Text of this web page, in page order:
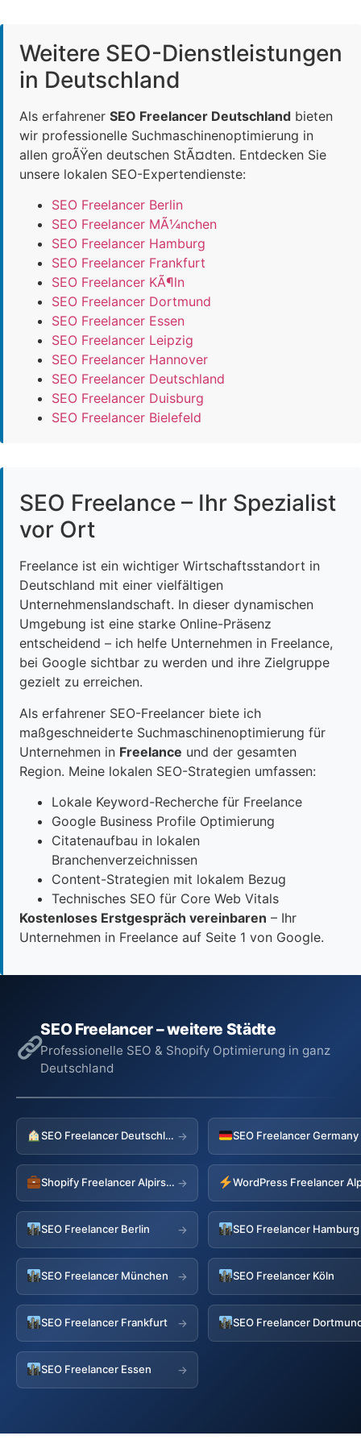
Weitere SEO-Dienstleistungen
in Deutschland
Als erfahrener SEO Freelancer Deutschland bieten
wir professionelle Suchmaschinenoptimierung in
allen groÃŸen deutschen StÃ¤dten. Entdecken Sie
unsere lokalen SEO-Expertendienste:
SEO Freelancer Berlin
SEO Freelancer MÃ¼nchen
SEO Freelancer Hamburg
SEO Freelancer Frankfurt
SEO Freelancer KÃ¶ln
SEO Freelancer Dortmund
SEO Freelancer Essen
SEO Freelancer Leipzig
SEO Freelancer Hannover
SEO Freelancer Deutschland
SEO Freelancer Duisburg
SEO Freelancer Bielefeld
SEO Freelance – Ihr Spezialist
vor Ort
Freelance ist ein wichtiger Wirtschaftsstandort in
Deutschland mit einer vielfältigen
Unternehmenslandschaft. In dieser dynamischen
Umgebung ist eine starke Online-Präsenz
entscheidend – ich helfe Unternehmen in Freelance,
bei Google sichtbar zu werden und ihre Zielgruppe
gezielt zu erreichen.
Als erfahrener SEO-Freelancer biete ich
maßgeschneiderte Suchmaschinenoptimierung für
Unternehmen in Freelance und der gesamten
Region. Meine lokalen SEO-Strategien umfassen:
Lokale Keyword-Recherche für Freelance
Google Business Profile Optimierung
Citatenaufbau in lokalen
Branchenverzeichnissen
Content-Strategien mit lokalem Bezug
Technisches SEO für Core Web Vitals
Kostenloses Erstgespräch vereinbaren – Ihr
Unternehmen in Freelance auf Seite 1 von Google.
SEO Freelancer – weitere Städte
Professionelle SEO & Shopify Optimierung in ganz
Deutschland
SEO Freelancer Deutschland →
Shopify Freelancer Alpirsbach → WordPress Freelancer
SEO Freelancer Berlin → SEO Freelancer Hamburg
SEO Freelancer München → SEO Freelancer Köln
SEO Freelancer Frankfurt → SEO Freelancer
SEO Freelancer Essen →